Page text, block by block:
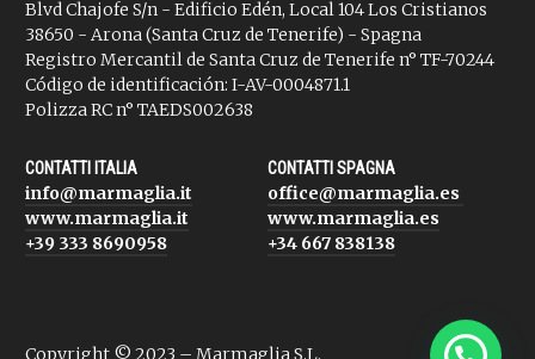
Blvd Chajofe S/n - Edificio Edén, Local 104 Los Cristianos
38650 - Arona (Santa Cruz de Tenerife) - Spagna
Registro Mercantil de Santa Cruz de Tenerife n° TF-70244
Código de identificación: I-AV-0004871.1
Polizza RC n° TAEDS002638
CONTATTI ITALIA
info@marmaglia.it
www.marmaglia.it
+39 333 8690958
CONTATTI SPAGNA
office@marmaglia.es
www.marmaglia.es
+34 667 838138
Copyright © 2023 – Marmaglia S.L.